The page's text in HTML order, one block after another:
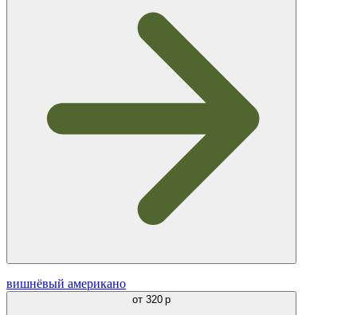
вишнёвый американо
от 320 р